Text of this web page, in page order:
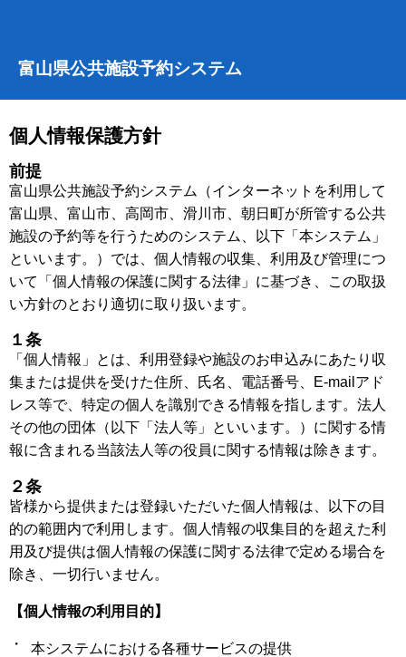
富山県公共施設予約システム
個人情報保護方針
前提
富山県公共施設予約システム（インターネットを利用して
富山県、富山市、高岡市、滑川市、朝日町が所管する公共
施設の予約等を行うためのシステム、以下「本システム」
といいます。）では、個人情報の収集、利用及び管理につ
いて「個人情報の保護に関する法律」に基づき、この取扱
い方針のとおり適切に取り扱います。
１条
「個人情報」とは、利用登録や施設のお申込みにあたり収
集または提供を受けた住所、氏名、電話番号、E-mailアド
レス等で、特定の個人を識別できる情報を指します。法人
その他の団体（以下「法人等」といいます。）に関する情
報に含まれる当該法人等の役員に関する情報は除きます。
２条
皆様から提供または登録いただいた個人情報は、以下の目
的の範囲内で利用します。個人情報の収集目的を超えた利
用及び提供は個人情報の保護に関する法律で定める場合を
除き、一切行いません。
【個人情報の利用目的】
本システムにおける各種サービスの提供